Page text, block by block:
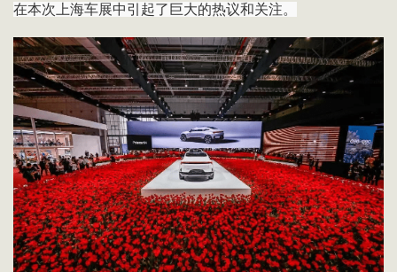
在本次上海车展中引起了巨大的热议和关注。